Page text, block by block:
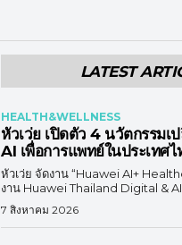
LATEST
HEALTH&WELLNESS
หัวเว่ย เปิดตัว 4 นวัตกรรมเป
AI เพื่อการแพทย์ในประเทศไ
หัวเว่ย จัดงาน “Huawei AI+
งาน Huawei Thailand Digital &
7 สิงหาคม 2026